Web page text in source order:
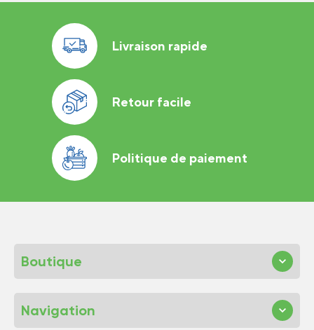
Livraison rapide
Retour facile
Politique de paiement
Boutique
Navigation